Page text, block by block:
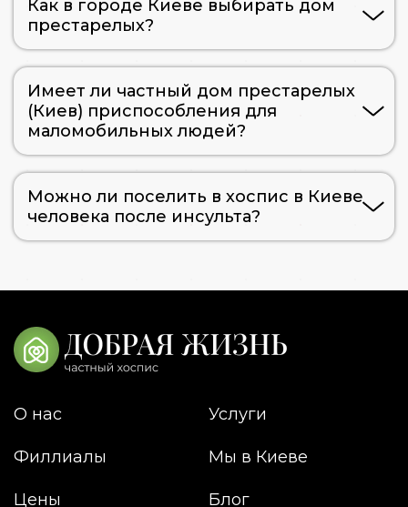
Как в городе Киеве выбирать дом
престарелых?
Имеет ли частный дом престарелых
(Киев) приспособления для
маломобильных людей?
Можно ли поселить в хоспис в Киеве
человека после инсульта?
О нас Услуги
Филлиалы Мы в Киеве
Цены Блог